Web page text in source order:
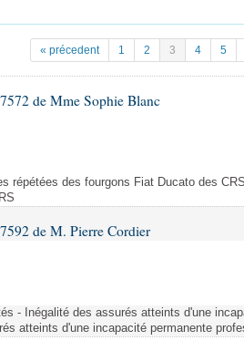
des lois
des lois
de l'Assemblée ... )
« précedent 1 2 3 4 5
de Mme Sophie Blanc
répétées des fourgons Fiat Ducato des
de M. Pierre Cordier
- Inégalité des assurés atteints d'une
atteints d'une incapacité permanente